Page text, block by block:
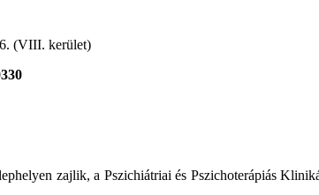
(VIII. kerület)
zajlik, a Pszichiátriai és Pszichoterápiás